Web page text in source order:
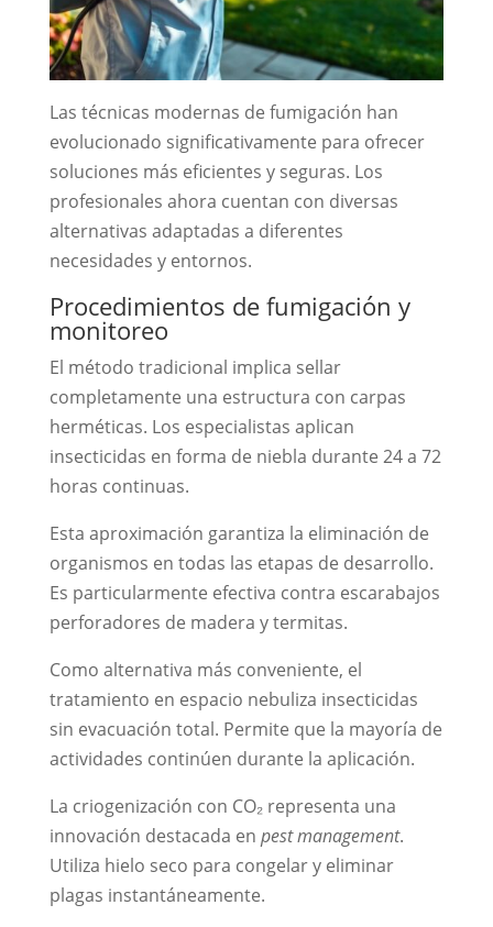
Las técnicas modernas de fumigación han
evolucionado significativamente para ofrecer
soluciones más eficientes y seguras. Los
profesionales ahora cuentan con diversas
alternativas adaptadas a diferentes
necesidades y entornos.
Procedimientos de fumigación y
monitoreo
El método tradicional implica sellar
completamente una estructura con carpas
herméticas. Los especialistas aplican
insecticidas en forma de niebla durante 24 a 72
horas continuas.
Esta aproximación garantiza la eliminación de
organismos en todas las etapas de desarrollo.
Es particularmente efectiva contra escarabajos
perforadores de madera y termitas.
Como alternativa más conveniente, el
tratamiento en espacio nebuliza insecticidas
sin evacuación total. Permite que la mayoría de
actividades continúen durante la aplicación.
La criogenización con CO₂ representa una
innovación destacada en pest management.
Utiliza hielo seco para congelar y eliminar
plagas instantáneamente.